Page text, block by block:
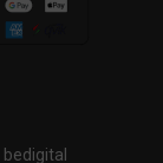
bedigital